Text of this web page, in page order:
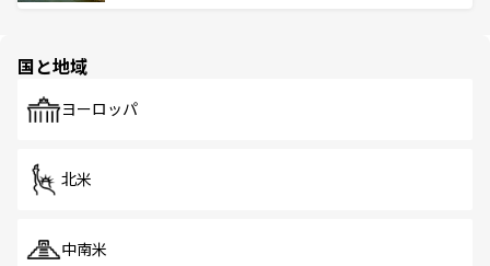
で、ホーカーズは地元の風情を楽しめる外せないスポット
国と地域
ヨーロッパ
北米
中南米